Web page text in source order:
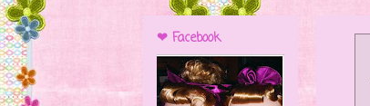
❤ Facebook